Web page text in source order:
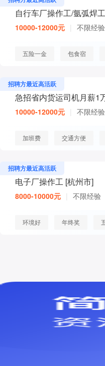
自行车厂操作工/氩弧焊
10000-12000元 不限经验
五险一金 包食宿
招聘方最近高活跃
急招省内货运司机月薪1
10000-12000元 不限经验
加班费 交通方便
招聘方最近高活跃
电子厂操作工 [杭州市]
8000-10000元 不限经验
环境好 年终奖